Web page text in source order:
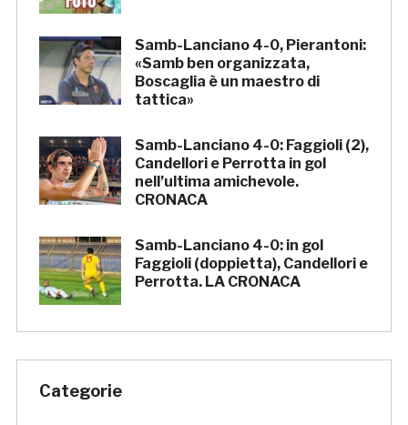
Samb-Lanciano 4-0, Pierantoni:
«Samb ben organizzata,
Boscaglia è un maestro di
tattica»
Samb-Lanciano 4-0: Faggioli (2),
Candellori e Perrotta in gol
nell’ultima amichevole.
CRONACA
Samb-Lanciano 4-0: in gol
Faggioli (doppietta), Candellori e
Perrotta. LA CRONACA
Categorie